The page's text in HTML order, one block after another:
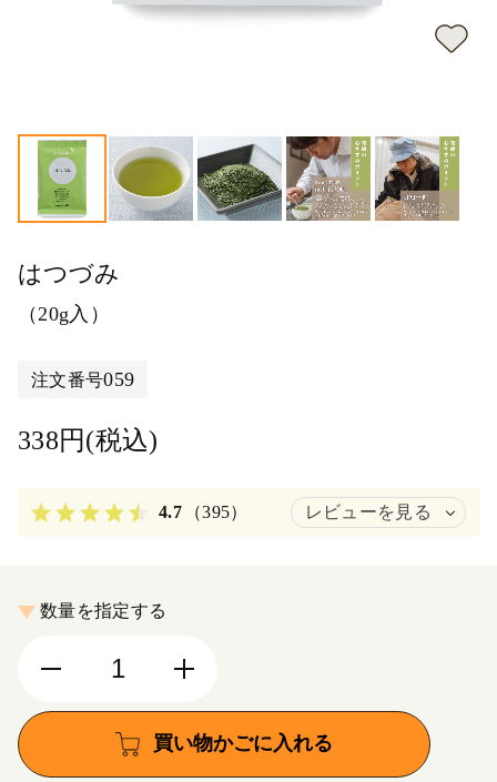
はつづみ
（20g入）
注文番号059
338円(税込)
4.7 （395） レビューを見る
数量を指定する
買い物かごに入れる